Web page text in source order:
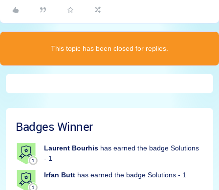
This topic has been closed for replies.
Badges Winner
Laurent Bourhis has earned the badge Solutions
- 1
Irfan Butt has earned the badge Solutions - 1